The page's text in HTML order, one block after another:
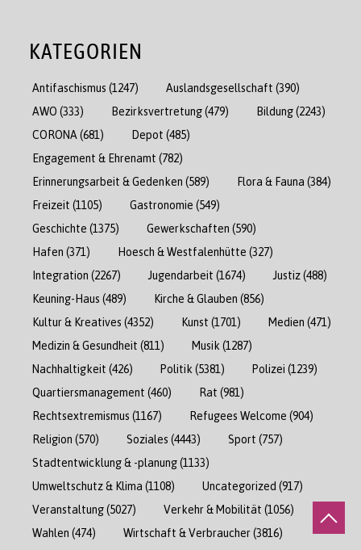
KATEGORIEN
Antifaschismus (1247) Auslandsgesellschaft (390)
AWO (333) Bezirksvertretung(479) Bildung(2243)
CORONA (681) Depot (485)
Engagement & Ehrenamt (782)
Erinnerungsarbeit & Gedenken (589) Flora & Fauna (384)
Freizeit (1105) Gastronomie (549)
Geschichte (1375) Gewerkschaften (590)
Hafen (371) Hoesch & Westfalenhütte (327)
Integration (2267) Jugendarbeit (1674) Justiz(488)
Keuning-Haus (489) Kirche & Glauben (856)
Kultur & Kreatives (4352) Kunst (1701) Medien (471)
Medizin & Gesundheit (811) Musik (1287)
Nachhaltigkeit (426) Politik (5381) Polizei (1239)
Quartiersmanagement (460) Rat (981)
Rechtsextremismus (1167) Refugees Welcome (904)
Religion (570) Soziales (4443) Sport (757)
Stadtentwicklung & -planung(1133)
Umweltschutz & Klima (1108) Uncategorized (917)
Veranstaltung(5027) Verkehr & Mobilität (1056)
Wahlen (474) Wirtschaft & Verbraucher(3816)